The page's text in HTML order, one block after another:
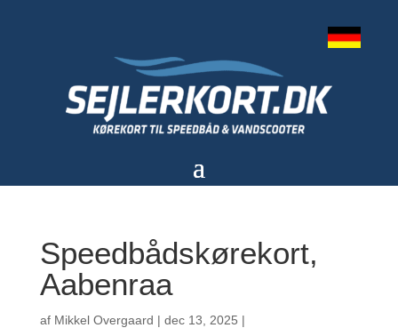
Speedbådskørekort,
Aabenraa
af Mikkel Overgaard | dec 13, 2025 |